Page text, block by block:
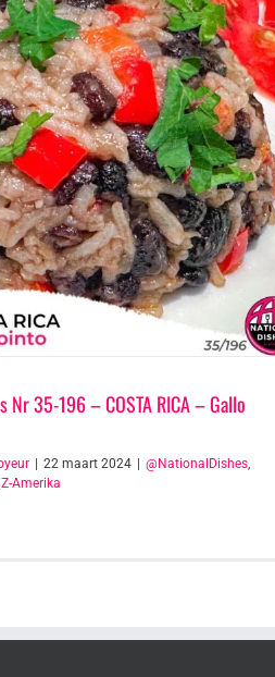
Nr 35-196 – COSTA RICA – Gallo
22 maart 2024 @NationalDishes,
Z-Amerika